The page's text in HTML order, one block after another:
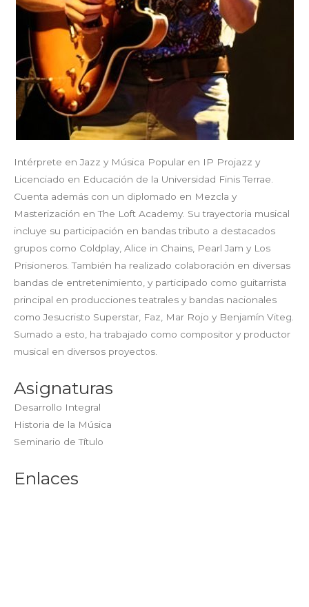
Intérprete en Jazz y Música Popular en IP Projazz y
Licenciado en Educación de la Universidad Finis Terrae.
Cuenta además con un diplomado en Mezcla y
Masterización en The Loft Academy. Su trayectoria musical
incluye su participación en bandas tributo a destacados
grupos como Coldplay, Alice in Chains, Pearl Jam y Los
Prisioneros. También ha realizado colaboración en diversas
bandas de entretenimiento, y participado como guitarrista
principal en producciones teatrales y bandas nacionales
como Jesucristo Superstar, Faz, Mar Rojo y Benjamín Viteg.
Sumado a esto, ha trabajado como compositor y productor
musical en diversos proyectos.
Asignaturas
Desarrollo Integral
Historia de la Música
Seminario de Título
Enlaces